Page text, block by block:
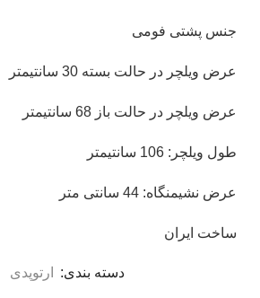
جنس پشتی فومی
عرض ویلچر در حالت بسته 30 سانتیمتر
عرض ویلچر در حالت باز 68 سانتیمتر
طول ویلچر: 106 سانتیمتر
عرض نشیمنگاه: 44 سانتی متر
ساخت ایران
دسته بندی: ارتوپدی